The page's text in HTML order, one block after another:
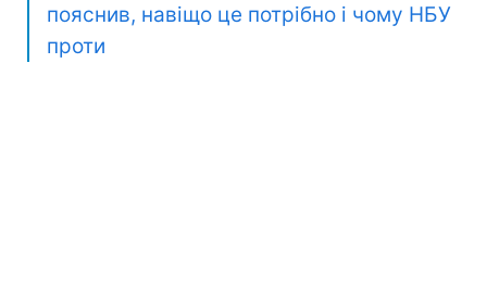
пояснив, навіщо це потрібно і чому НБУ
проти